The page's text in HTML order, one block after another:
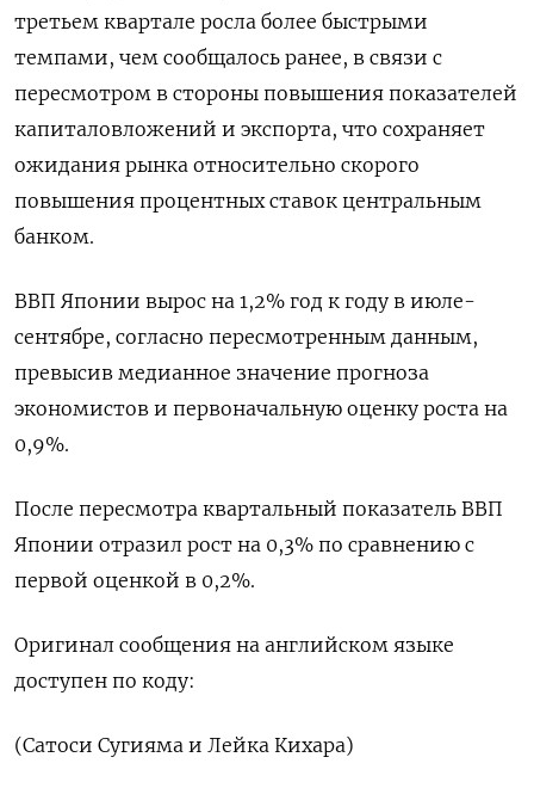
третьем квартале росла более быстрыми
темпами, чем сообщалось ранее, в связи с
пересмотром в стороны повышения показателей
капиталовложений и экспорта, что сохраняет
ожидания рынка относительно скорого
повышения процентных ставок центральным
банком.
ВВП Японии вырос на 1,2% год к году в июле-
сентябре, согласно пересмотренным данным,
превысив медианное значение прогноза
экономистов и первоначальную оценку роста на
0,9%.
После пересмотра квартальный показатель ВВП
Японии отразил рост на 0,3% по сравнению с
первой оценкой в 0,2%.
Оригинал сообщения на английском языке
доступен по коду:
(Сатоси Сугияма и Лейка Кихара)